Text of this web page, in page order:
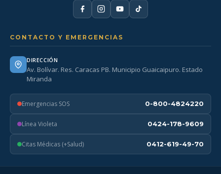
CONTACTO Y EMERGENCIAS
DIRECCIÓN
Av. Bolívar. Res. Caracas PB. Municipio Guaicaipuro. Estado
Miranda
Emergencias SOS 0-800-4824220
Línea Violeta 0424-178-9609
Citas Médicas (+Salud) 0412-619-49-70